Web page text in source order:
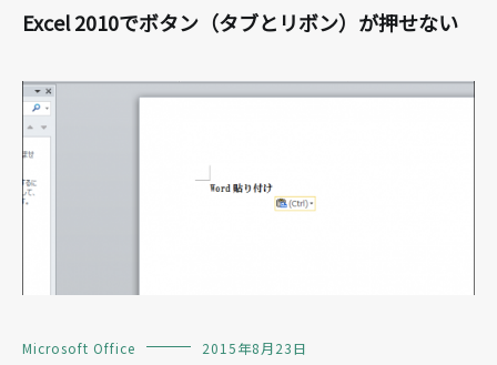
Excel 2010でボタン（タブとリボン）が押せない
Microsoft Office 2015年8月23日